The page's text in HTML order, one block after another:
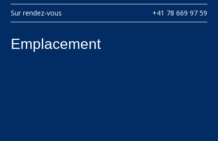
Sur rendez-vous
+41 78 669 97 59
Emplacement